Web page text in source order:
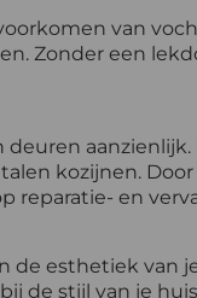
van
Zonder een
kozijnen.
reparatie- en
esthetiek van
de stijl van je